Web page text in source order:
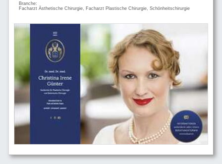
Branche:
Facharzt Ästhetische Chirurgie, Facharzt Plastische Chirurgie, Schönheitschirurgie